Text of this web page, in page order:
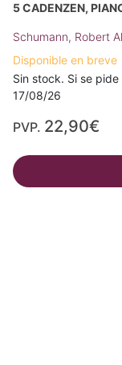
5 CADENZEN,
Schumann, Robert
Disponible en breve
Sin stock. Si se
17/08/26
PVP. 22,90€